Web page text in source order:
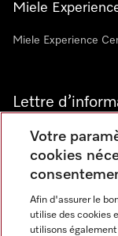
Miele
Miele Experience
Lettre
Langue
Votre
cookies
Afin d'assurer le
utilise des cookies
utilisons